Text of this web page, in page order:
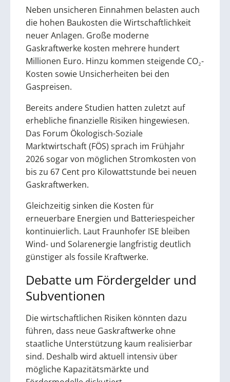
Neben unsicheren Einnahmen belasten auch
die hohen Baukosten die Wirtschaftlichkeit
neuer Anlagen. Große moderne
Gaskraftwerke kosten mehrere hundert
Millionen Euro. Hinzu kommen steigende CO₂-
Kosten sowie Unsicherheiten bei den
Gaspreisen.
Bereits andere Studien hatten zuletzt auf
erhebliche finanzielle Risiken hingewiesen.
Das Forum Ökologisch-Soziale
Marktwirtschaft (FÖS) sprach im Frühjahr
2026 sogar von möglichen Stromkosten von
bis zu 67 Cent pro Kilowattstunde bei neuen
Gaskraftwerken.
Gleichzeitig sinken die Kosten für
erneuerbare Energien und Batteriespeicher
kontinuierlich. Laut Fraunhofer ISE bleiben
Wind- und Solarenergie langfristig deutlich
günstiger als fossile Kraftwerke.
Debatte um Fördergelder und
Subventionen
Die wirtschaftlichen Risiken könnten dazu
führen, dass neue Gaskraftwerke ohne
staatliche Unterstützung kaum realisierbar
sind. Deshalb wird aktuell intensiv über
mögliche Kapazitätsmärkte und